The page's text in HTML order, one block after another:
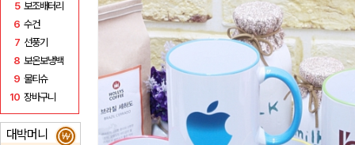
5 보조배터리
6 수건
7 선풍기
8 보온보냉백
9 물티슈
10 장바구니
대박머니 ₩